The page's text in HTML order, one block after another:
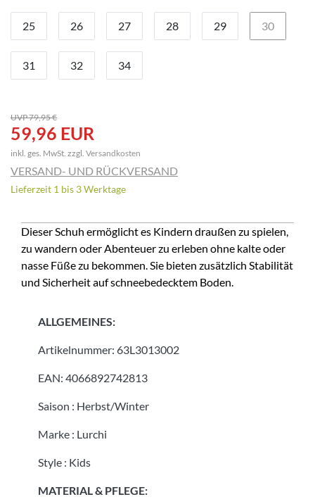
25 26 27 28 29 30
31 32 34
UVP 79,95 €
59,96 EUR
inkl. ges. MwSt. zzgl. Versandkosten
VERSAND- UND RÜCKVERSAND
Lieferzeit 1 bis 3 Werktage
Dieser Schuh ermöglicht es Kindern draußen zu spielen,
zu wandern oder Abenteuer zu erleben ohne kalte oder
nasse Füße zu bekommen. Sie bieten zusätzlich Stabilität
und Sicherheit auf schneebedecktem Boden.
ALLGEMEINES:
Artikelnummer: 63L3013002
EAN: 4066892742813
Saison : Herbst/Winter
Marke : Lurchi
Style : Kids
MATERIAL & PFLEGE: